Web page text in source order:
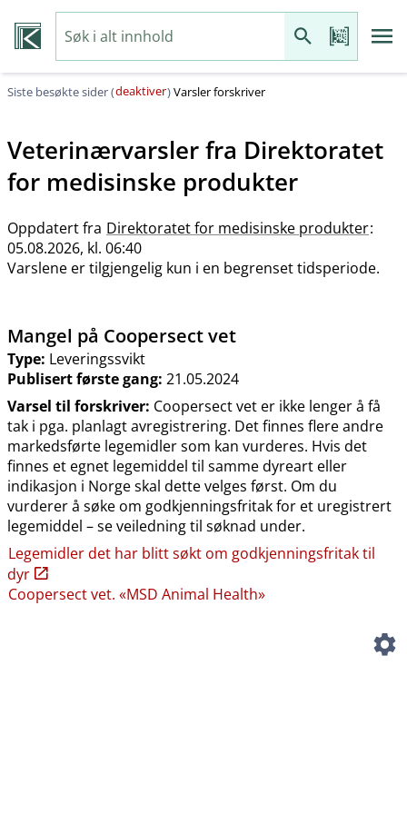
Siste besøkte sider (deaktiver)Varsler forskriver
Veterinærvarsler fra Direktoratet
for medisinske produkter
Oppdatert fra Direktoratet for medisinske produkter:
05.08.2026, kl. 06:40
Varslene er tilgjengelig kun i en begrenset tidsperiode.
Mangel på Coopersect vet
Type: Leveringssvikt
Publisert første gang: 21.05.2024
Varsel til forskriver: Coopersect vet er ikke lenger å få
tak i pga. planlagt avregistrering. Det finnes flere andre
markedsførte legemidler som kan vurderes. Hvis det
finnes et egnet legemiddel til samme dyreart eller
indikasjon i Norge skal dette velges først. Om du
vurderer å søke om godkjenningsfritak for et uregistrert
legemiddel – se veiledning til søknad under.
Legemidler det har blitt søkt om godkjenningsfritak til
dyr
Coopersect vet. «MSD Animal Health»